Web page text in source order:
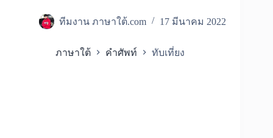
ทีมงาน ภาษาใต้.com 17 มีนาคม 2022
ภาษาใต้ คำศัพท์ ทับเที่ยง